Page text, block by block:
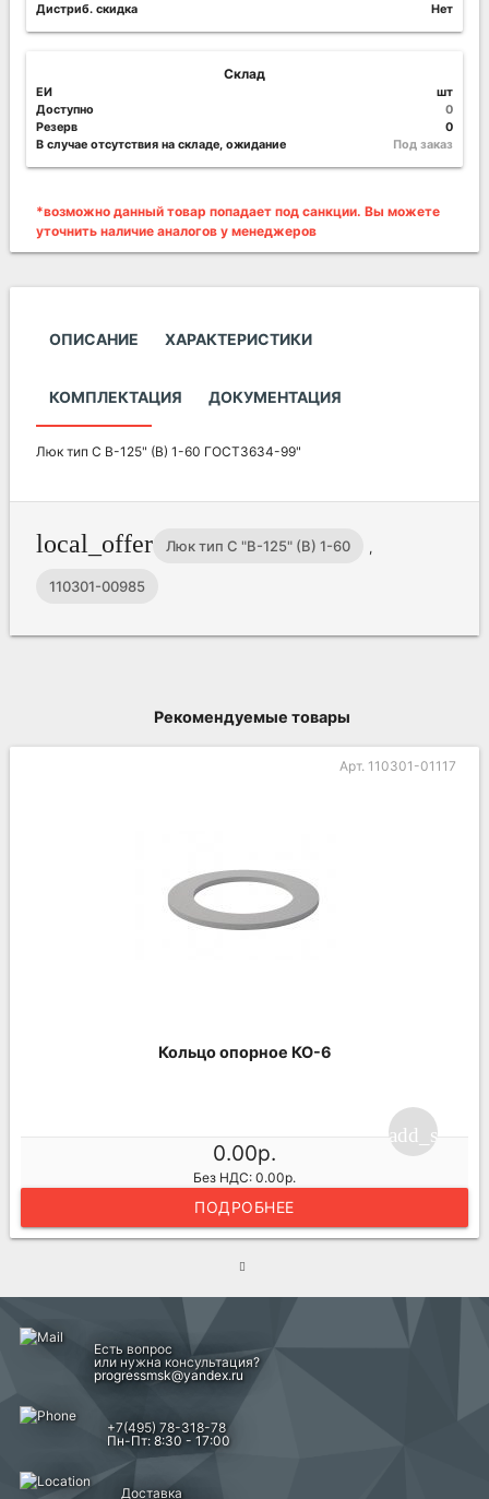
Дистриб. скидка Нет
Склад
ЕИ
шт
Доступно
0
Резерв
0
В случае отсутствия на складе, ожидание
Под заказ
*возможно данный товар попадает под санкции. Вы можете
уточнить наличие аналогов у менеджеров
ОПИСАНИЕ ХАРАКТЕРИСТИКИ
КОМПЛЕКТАЦИЯ ДОКУМЕНТАЦИЯ
Люк тип С В-125" (В) 1-60 ГОСТ3634-99"
local_offer Люк тип С "В-125" (В) 1-60 ,
110301-00985
Рекомендуемые товары
Арт. 110301-01117
Кольцо опорное КО-6
0.00р.
Без НДС: 0.00р.
ПОДРОБНЕЕ
Есть вопрос
или нужна консультация?
progressmsk@yandex.ru
+7(495) 78-318-78
Пн-Пт: 8:30 - 17:00
Доставка